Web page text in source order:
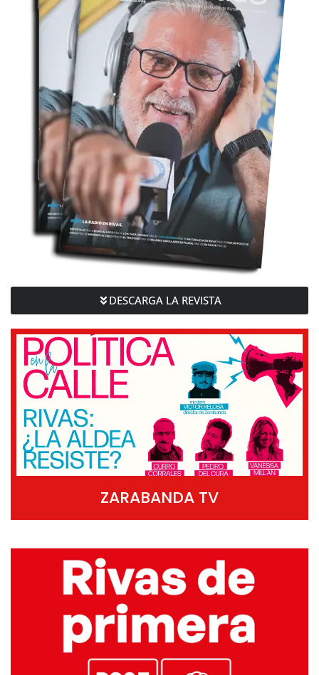
DESCARGA LA REVISTA
ZARABANDA TV